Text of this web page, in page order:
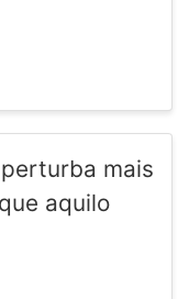
mais
aquilo